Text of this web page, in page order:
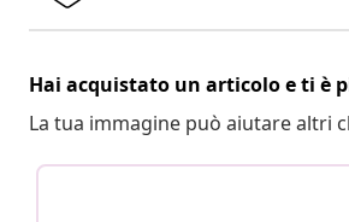
Hai acquistato un articolo e ti è
La tua immagine può aiutare altri